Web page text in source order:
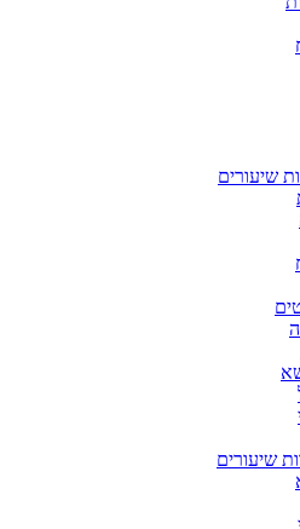
שיעורים
שיעורים